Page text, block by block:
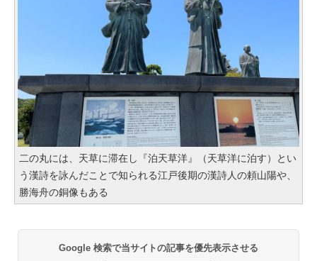
二の丸には、天草に滞在し『泊天草洋』（天草洋に泊す）とい
う漢詩を詠んだことで知られる江戸後期の漢詩人の頼山陽や、
勝海舟の銅像もある
Google 検索で当サイトの記事を優先表示させる